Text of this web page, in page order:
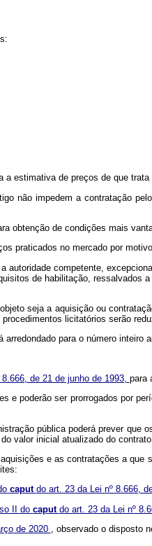
estimativa de preços de que
não impedem a contratação
obtenção de condições mais
praticados no mercado por
autoridade competente,
de habilitação, ressalvados
seja a aquisição ou
licitatórios serão
para o número inteiro
de 21 de junho de 1993, para
e poderão ser prorrogados por
pública poderá prever que
valor inicial atualizado do
e as contratações a que
caput do art. 23 da Lei nº 8.666,
II do caput do art. 23 da Lei nº
de 2020
, observado o disposto